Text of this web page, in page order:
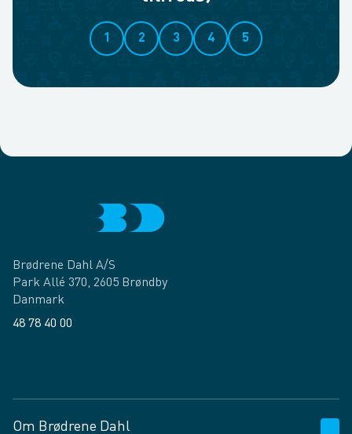
1 2 3 4 5
Brødrene Dahl A/S
Park Allé 370, 2605 Brøndby
Danmark
48 78 40 00
Om Brødrene Dahl